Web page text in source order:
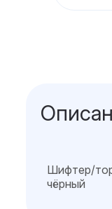
Шифтер/
чёрный